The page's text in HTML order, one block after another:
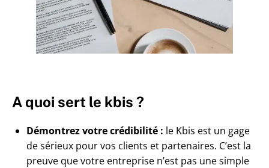
A quoi sert le kbis ?
Démontrez votre crédibilité : le Kbis est un gage
de sérieux pour vos clients et partenaires. C’est la
preuve que votre entreprise n’est pas une simple